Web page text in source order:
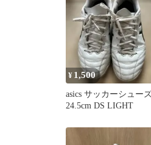
¥ 1,500
asics サッカーシュー
24.5cm DS LIGHT